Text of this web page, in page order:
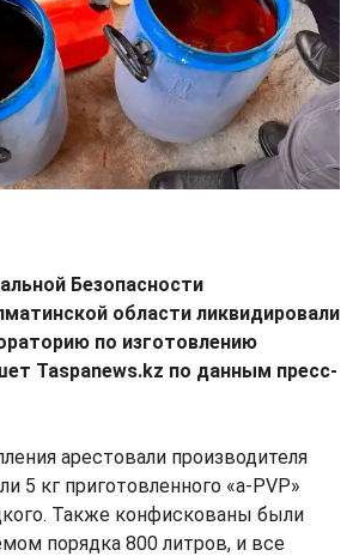
Безопасности
области ликвидировали
по изготовлению
Taspanews.kz по данным пресс-
арестовали производителя
5 кг приготовленного «a-PVP»
Также конфискованы были
порядка 800 литров, и все